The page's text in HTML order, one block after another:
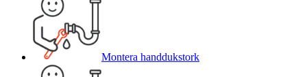
Montera handdukstork